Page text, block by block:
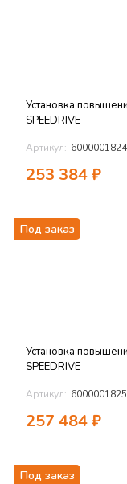
Установка
SPEEDRIVE
Артикул: 6000001824
253 384₽
Под заказ
Установка
SPEEDRIVE
Артикул: 6000001825
257 484₽
Под заказ